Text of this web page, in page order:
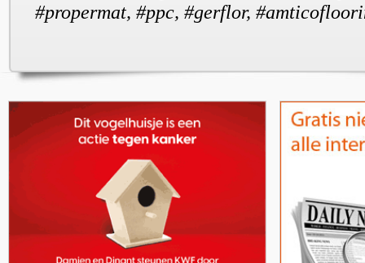
#propermat, #ppc, #gerflor,